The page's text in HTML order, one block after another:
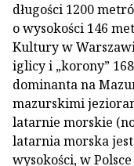
długości 1200
o wysokości 146
Kultury w
iglicy i „korony”
dominanta na
mazurskimi
latarnie morskie
latarnia morska
wysokości, w